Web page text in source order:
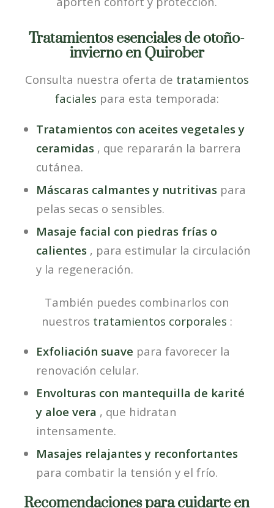
Tratamientos esenciales de otoño-
invierno en Quirober
Consulta nuestra oferta de tratamientos
faciales para esta temporada:
Tratamientos con aceites vegetales y
ceramidas , que repararán la barrera
cutánea.
Máscaras calmantes y nutritivas para
pelas secas o sensibles.
Masaje facial con piedras frías o
calientes , para estimular la circulación
y la regeneración.
También puedes combinarlos con
nuestros tratamientos corporales :
Exfoliación suave para favorecer la
renovación celular.
Envolturas con mantequilla de karité
y aloe vera , que hidratan
intensamente.
Masajes relajantes y reconfortantes
para combatir la tensión y el frío.
Recomendaciones para cuidarte en